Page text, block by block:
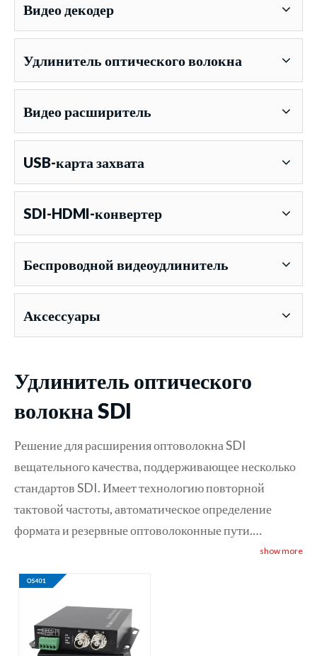
Видео декодер
Удлинитель оптического волокна
Видео расширитель
USB-карта захвата
SDI-HDMI-конвертер
Беспроводной видеоудлинитель
Аксессуары
Удлинитель оптического
волокна SDI
Решение для расширения оптоволокна SDI
вещательного качества, поддерживающее несколько
стандартов SDI. Имеет технологию повторной
тактовой частоты, автоматическое определение
формата и резервные оптоволоконные пути.
Оптоволоконный удлинитель SDI идеально подходит
для объектов вещания, спортивных площадок и
распределения сигнала SDI на большие расстояния.
Включает комплексный мониторинг состояния и
show more